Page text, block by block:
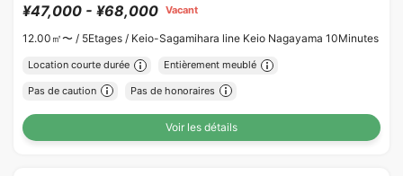
¥47,000 - ¥68,000 Vacant
12.00㎡〜 / 5Etages / Keio-Sagamihara line Keio Nagayama 10Minutes
Location courte durée Entièrement meublé
Pas de caution Pas de honoraires
Voir les détails